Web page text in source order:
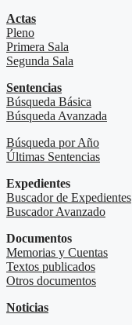
Actas
Pleno
Primera Sala
Segunda Sala
Sentencias
Búsqueda Básica
Búsqueda Avanzada
Búsqueda por Año
Últimas Sentencias
Expedientes
Buscador de Expedientes
Buscador Avanzado
Documentos
Memorias y Cuentas
Textos publicados
Otros documentos
Noticias